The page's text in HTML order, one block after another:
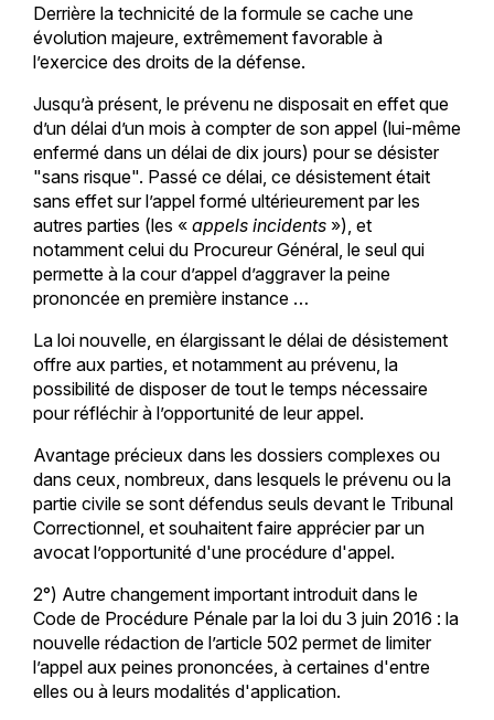
Derrière la technicité de la formule se cache une
évolution majeure, extrêmement favorable à
l’exercice des droits de la défense.
Jusqu’à présent, le prévenu ne disposait en effet que
d’un délai d’un mois à compter de son appel (lui-même
enfermé dans un délai de dix jours) pour se désister
"sans risque". Passé ce délai, ce désistement était
sans effet sur l’appel formé ultérieurement par les
autres parties (les « appels incidents »), et
notamment celui du Procureur Général, le seul qui
permette à la cour d’appel d’aggraver la peine
prononcée en première instance …
La loi nouvelle, en élargissant le délai de désistement
offre aux parties, et notamment au prévenu, la
possibilité de disposer de tout le temps nécessaire
pour réfléchir à l’opportunité de leur appel.
Avantage précieux dans les dossiers complexes ou
dans ceux, nombreux, dans lesquels le prévenu ou la
partie civile se sont défendus seuls devant le Tribunal
Correctionnel, et souhaitent faire apprécier par un
avocat l’opportunité d'une procédure d'appel.
2°) Autre changement important introduit dans le
Code de Procédure Pénale par la loi du 3 juin 2016 : la
nouvelle rédaction de l’article 502 permet de limiter
l’appel aux peines prononcées, à certaines d'entre
elles ou à leurs modalités d'application.